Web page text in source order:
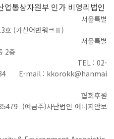
통상자원부 인가 비영리법인
서울특별
호 (가산어반워크Ⅱ)
특별
2층
: 02-
E-mail : kkorokk@hanmai
후원
(예금주)사단법인 에너지안보